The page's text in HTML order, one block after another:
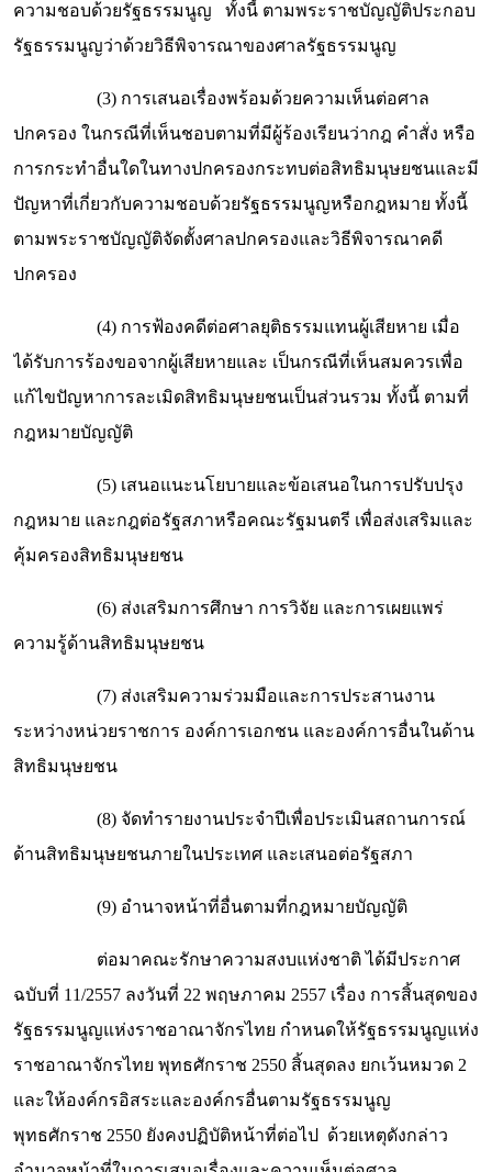
ความชอบด้วยรัฐธรรมนูญ ทั้งนี้ ตามพระราชบัญญัติประกอบ
รัฐธรรมนูญว่าด้วยวิธีพิจารณาของศาลรัฐธรรมนูญ
(3) การเสนอเรื่องพร้อมด้วยความเห็นต่อศาล
ปกครอง ในกรณีที่เห็นชอบตามที่มีผู้ร้องเรียนว่ากฎ คำสั่ง หรือ
การกระทำอื่นใดในทางปกครองกระทบต่อสิทธิมนุษยชนและมี
ปัญหาที่เกี่ยวกับความชอบด้วยรัฐธรรมนูญหรือกฎหมาย ทั้งนี้
ตามพระราชบัญญัติจัดตั้งศาลปกครองและวิธีพิจารณาคดี
ปกครอง
(4) การฟ้องคดีต่อศาลยุติธรรมแทนผู้เสียหาย เมื่อ
ได้รับการร้องขอจากผู้เสียหายและ เป็นกรณีที่เห็นสมควรเพื่อ
แก้ไขปัญหาการละเมิดสิทธิมนุษยชนเป็นส่วนรวม ทั้งนี้ ตามที่
กฎหมายบัญญัติ
(5) เสนอแนะนโยบายและข้อเสนอในการปรับปรุง
กฎหมาย และกฎต่อรัฐสภาหรือคณะรัฐมนตรี เพื่อส่งเสริมและ
คุ้มครองสิทธิมนุษยชน
(6) ส่งเสริมการศึกษา การวิจัย และการเผยแพร่
ความรู้ด้านสิทธิมนุษยชน
(7) ส่งเสริมความร่วมมือและการประสานงาน
ระหว่างหน่วยราชการ องค์การเอกชน และองค์การอื่นในด้าน
สิทธิมนุษยชน
(8) จัดทำรายงานประจำปีเพื่อประเมินสถานการณ์
ด้านสิทธิมนุษยชนภายในประเทศ และเสนอต่อรัฐสภา
(9) อำนาจหน้าที่อื่นตามที่กฎหมายบัญญัติ
ต่อมาคณะรักษาความสงบแห่งชาติ ได้มีประกาศ
ฉบับที่ 11/2557 ลงวันที่ 22 พฤษภาคม 2557 เรื่อง การสิ้นสุดของ
รัฐธรรมนูญแห่งราชอาณาจักรไทย กำหนดให้รัฐธรรมนูญแห่ง
ราชอาณาจักรไทย พุทธศักราช 2550 สิ้นสุดลง ยกเว้นหมวด 2
และให้องค์กรอิสระและองค์กรอื่นตามรัฐธรรมนูญ
พุทธศักราช 2550 ยังคงปฏิบัติหน้าที่ต่อไป ด้วยเหตุดังกล่าว